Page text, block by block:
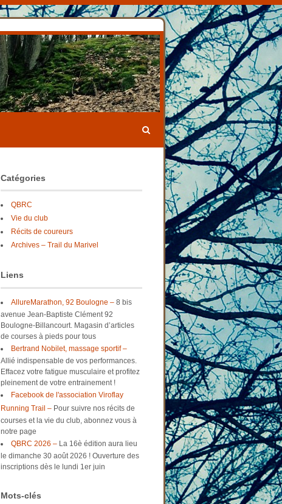
Catégories
QBRC
Vie du club
Récits de coureurs
Archives – Trail du Marivel
Liens
AllureMarathon, 92 Boulogne –8 bis
avenue Jean-Baptiste Clément 92
Boulogne-Billancourt. Magasin d’articles
de courses à pieds pour tous
Bertrand Nobilet, massage sportif –
Allié indispensable de vos performances.
Effacez votre fatigue musculaire et profitez
pleinement de votre entrainement !
Facebook de l'association Viroflay
Running Trail –Pour suivre nos récits de
courses et la vie du club, abonnez vous à
notre page
QBRC 2026 –La 16è édition aura lieu
le dimanche 30 août 2026 ! Ouverture des
inscriptions dès le lundi 1er juin
Mots-clés